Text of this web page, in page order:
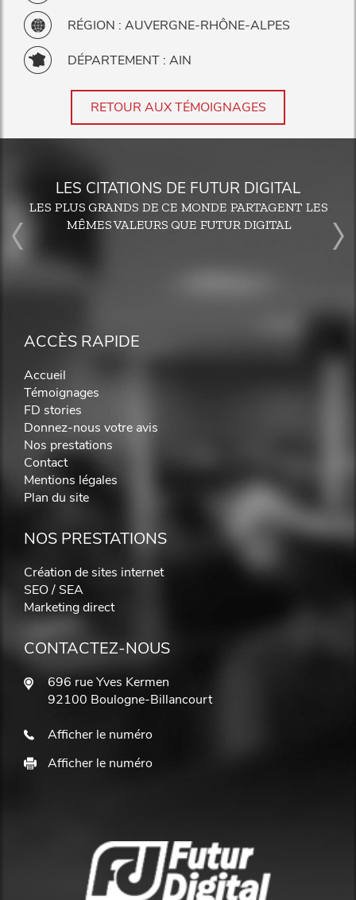
RÉGION : AUVERGNE-RHÔNE-ALPES
DÉPARTEMENT : AIN
RETOUR AUX TÉMOIGNAGES
LES CITATIONS DE FUTUR DIGITAL
LES PLUS GRANDS DE CE MONDE PARTAGENT LES
MÊMES VALEURS QUE FUTUR DIGITAL
ACCÈS RAPIDE
Accueil
Témoignages
FD stories
Donnez-nous votre avis
Nos prestations
Contact
Mentions légales
Plan du site
NOS PRESTATIONS
Création de sites internet
SEO / SEA
Marketing direct
CONTACTEZ-NOUS
696 rue Yves Kermen
92100 Boulogne-Billancourt
Afficher le numéro
Afficher le numéro